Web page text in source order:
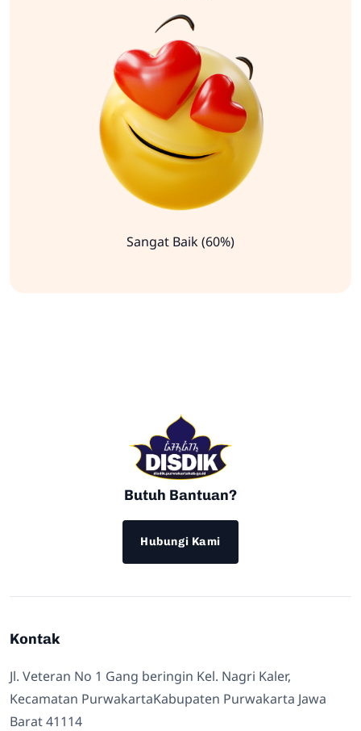
Sangat Baik (60%)
Butuh Bantuan?
Hubungi Kami
Kontak
Jl. Veteran No 1 Gang beringin Kel. Nagri Kaler,
Kecamatan PurwakartaKabupaten Purwakarta Jawa
Barat 41114